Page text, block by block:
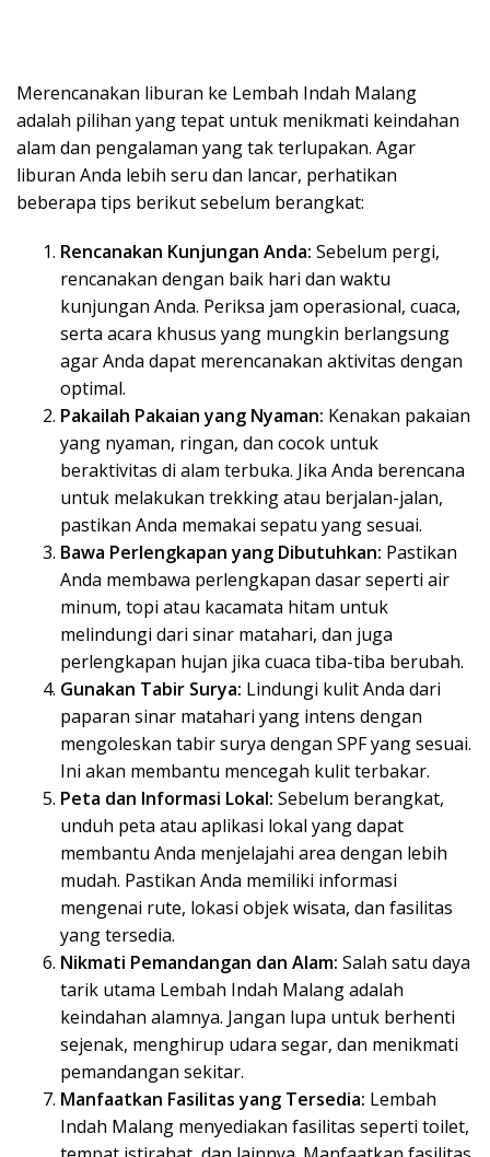
Merencanakan liburan ke Lembah Indah Malang
adalah pilihan yang tepat untuk menikmati keindahan
alam dan pengalaman yang tak terlupakan. Agar
liburan Anda lebih seru dan lancar, perhatikan
beberapa tips berikut sebelum berangkat:
Rencanakan Kunjungan Anda: Sebelum pergi,
rencanakan dengan baik hari dan waktu
kunjungan Anda. Periksa jam operasional, cuaca,
serta acara khusus yang mungkin berlangsung
agar Anda dapat merencanakan aktivitas dengan
optimal.
Pakailah Pakaian yang Nyaman: Kenakan pakaian
yang nyaman, ringan, dan cocok untuk
beraktivitas di alam terbuka. Jika Anda berencana
untuk melakukan trekking atau berjalan-jalan,
pastikan Anda memakai sepatu yang sesuai.
Bawa Perlengkapan yang Dibutuhkan: Pastikan
Anda membawa perlengkapan dasar seperti air
minum, topi atau kacamata hitam untuk
melindungi dari sinar matahari, dan juga
perlengkapan hujan jika cuaca tiba-tiba berubah.
Gunakan Tabir Surya: Lindungi kulit Anda dari
paparan sinar matahari yang intens dengan
mengoleskan tabir surya dengan SPF yang sesuai.
Ini akan membantu mencegah kulit terbakar.
Peta dan Informasi Lokal: Sebelum berangkat,
unduh peta atau aplikasi lokal yang dapat
membantu Anda menjelajahi area dengan lebih
mudah. Pastikan Anda memiliki informasi
mengenai rute, lokasi objek wisata, dan fasilitas
yang tersedia.
Nikmati Pemandangan dan Alam: Salah satu daya
tarik utama Lembah Indah Malang adalah
keindahan alamnya. Jangan lupa untuk berhenti
sejenak, menghirup udara segar, dan menikmati
pemandangan sekitar.
Manfaatkan Fasilitas yang Tersedia: Lembah
Indah Malang menyediakan fasilitas seperti toilet,